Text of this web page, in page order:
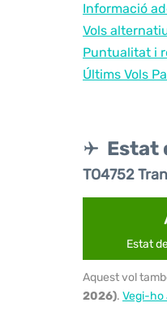
Informació
Vols
Puntualitat i
Últims Vols
Estat
TO4752
Estat
Aquest vol
2026). Vegi-ho